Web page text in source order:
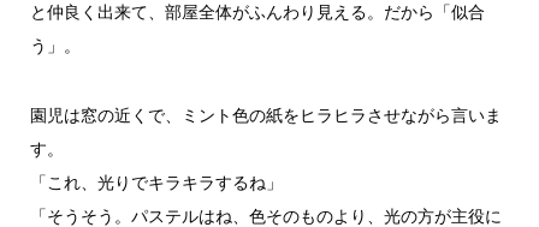
と仲良く出来て、部屋全体がふんわり見える。だから「似合
う」。
園児は窓の近くで、ミント色の紙をヒラヒラさせながら言いま
す。
「これ、光りでキラキラするね」
「そうそう。パステルはね、色そのものより、光の方が主役に